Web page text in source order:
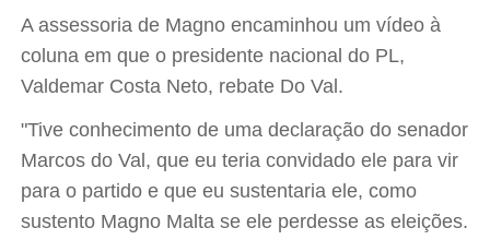
A assessoria de Magno encaminhou um vídeo à
coluna em que o presidente nacional do PL,
Valdemar Costa Neto, rebate Do Val.
"Tive conhecimento de uma declaração do senador
Marcos do Val, que eu teria convidado ele para vir
para o partido e que eu sustentaria ele, como
sustento Magno Malta se ele perdesse as eleições.